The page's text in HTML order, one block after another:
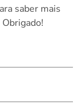
saber mais